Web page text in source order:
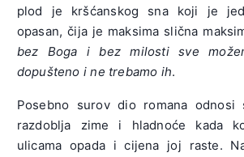
plod je kršćanskog sna koji je
opasan, čija je maksima slična
bez Boga i bez milosti sve
dopušteno i ne trebamo ih.
Posebno surov dio romana odnosi
razdoblja zime i hladnoće kada
ulicama opada i cijena joj raste.